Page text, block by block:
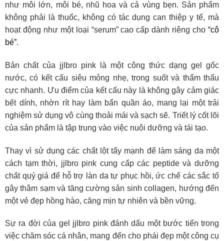
như môi lớn, môi bé, nhũ hoa và cả vùng bẹn. Sản phẩm
không phải là thuốc, không có tác dụng can thiệp y tế, mà
hoạt động như một loại “serum” cao cấp dành riêng cho “cô
bé”.
Bản chất của jjlbro pink là một công thức dạng gel gốc
nước, có kết cấu siêu mỏng nhẹ, trong suốt và thẩm thấu
cực nhanh. Ưu điểm của kết cấu này là không gây cảm giác
bết dính, nhờn rít hay làm bẩn quần áo, mang lại một trải
nghiệm sử dụng vô cùng thoải mái và sạch sẽ. Triết lý cốt lõi
của sản phẩm là tập trung vào việc nuôi dưỡng và tái tạo.
Thay vì sử dụng các chất lột tẩy mạnh để làm sáng da một
cách tạm thời, jjlbro pink cung cấp các peptide và dưỡng
chất quý giá để hỗ trợ làn da tự phục hồi, ức chế các sắc tố
gây thâm sạm và tăng cường sản sinh collagen, hướng đến
một vẻ đẹp hồng hào, căng mịn tự nhiên và bền vững.
Sự ra đời của gel jjlbro pink đánh dấu một bước tiến trong
việc chăm sóc cá nhân, mang đến cho phái đẹp một công cụ